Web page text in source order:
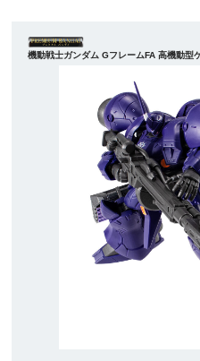
機動戦士ガンダム GフレームFA 高機動型